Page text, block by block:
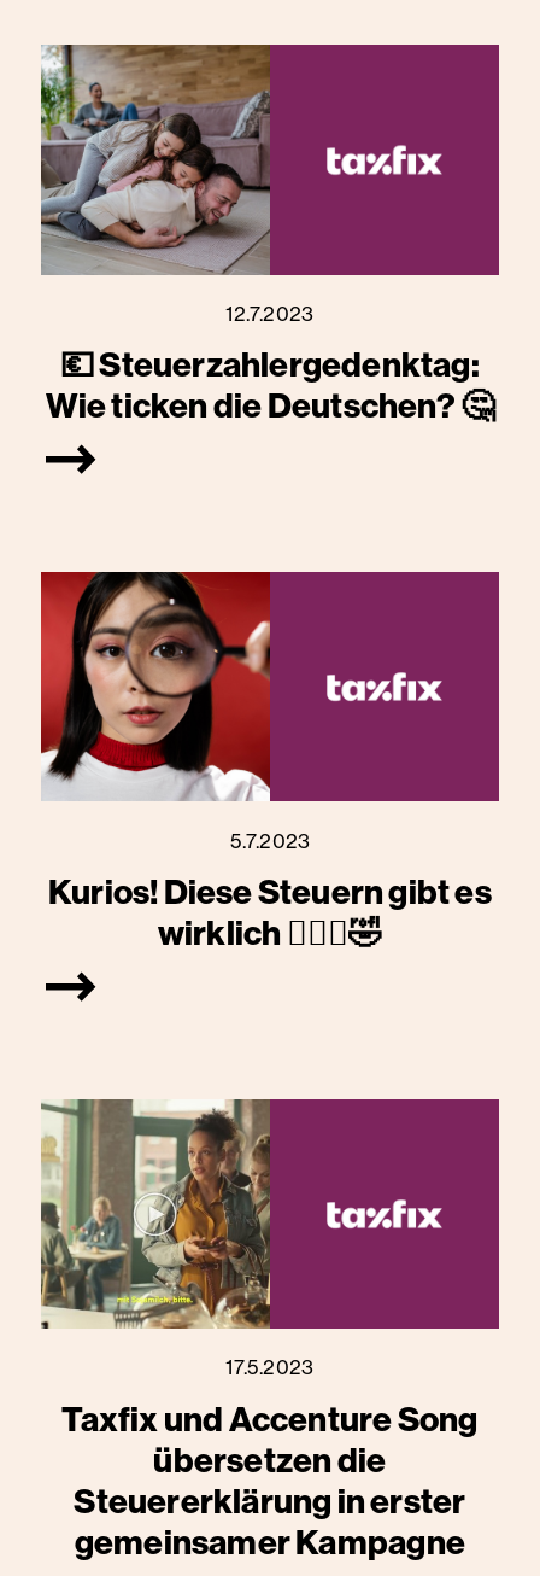
12.7.2023
💶 Steuerzahlergedenktag:
Wie ticken die Deutschen? 🤔
5.7.2023
Kurios! Diese Steuern gibt es
wirklich 🤦🏾‍♀️🤣
17.5.2023
Taxfix und Accenture Song
übersetzen die
Steuererklärung in erster
gemeinsamer Kampagne